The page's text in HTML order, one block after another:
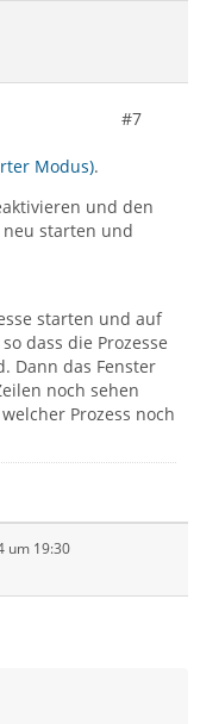
#7
Modus).
und den
neu starten und
starten und auf
dass die Prozesse
Dann das Fenster
noch sehen
Prozess noch
um 19:30